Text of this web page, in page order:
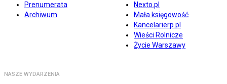
Prenumerata
Archiwum
Nexto.pl
Mała księgowość
Kancelarierp.pl
Wieści Rolnicze
Życie Warszawy
NASZE WYDARZENIA